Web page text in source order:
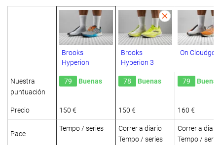
Brooks
Hyperion
Brooks
Hyperion 3
On Cloudgo
Nuestra
puntuación
79 Buenas 78 Buenas 79 Buenas
Precio 150 € 150 € 160 €
Pace
Tempo / series
Correr a diario
Tempo / series
Correr a diario
Tempo /